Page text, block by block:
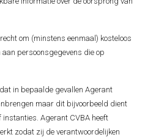
om (minstens eenmaal) kosteloos
persoonsgegevens die op
in bepaalde gevallen Agerant
maar dit bijvoorbeeld dient
Agerant CVBA heeft
zodat zij de verantwoordelijken